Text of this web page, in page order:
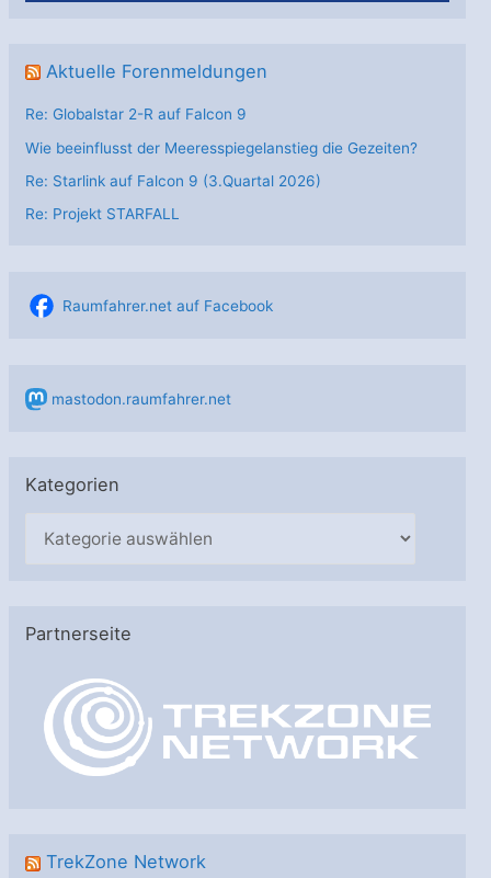
Aktuelle Forenmeldungen
Re: Globalstar 2-R auf Falcon 9
Wie beeinflusst der Meeresspiegelanstieg die Gezeiten?
Re: Starlink auf Falcon 9 (3.Quartal 2026)
Re: Projekt STARFALL
Raumfahrer.net auf Facebook
mastodon.raumfahrer.net
Kategorien
g
Partnerseite
TrekZone Network